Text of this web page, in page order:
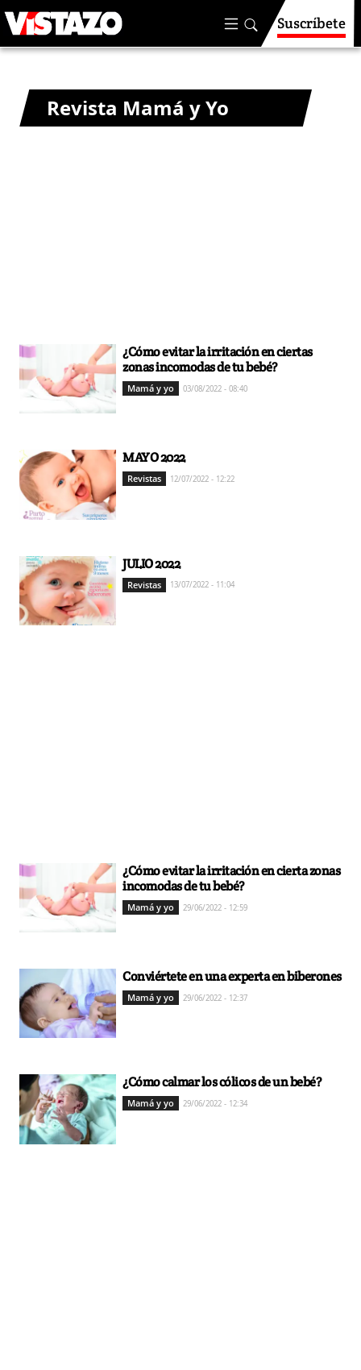
Suscríbete
Revista Mamá y Yo
¿Cómo evitar la irritación en ciertas
zonas incomodas de tu bebé?
Mamá y yo 03/08/2022 - 08:40
MAYO 2022
Revistas 12/07/2022 - 12:22
JULIO 2022
Revistas 13/07/2022 - 11:04
¿Cómo evitar la irritación en cierta zonas
incomodas de tu bebé?
Mamá y yo 29/06/2022 - 12:59
Conviértete en una experta en biberones
Mamá y yo 29/06/2022 - 12:37
¿Cómo calmar los cólicos de un bebé?
Mamá y yo 29/06/2022 - 12:34